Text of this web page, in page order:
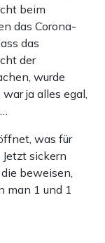
beim
das Corona-
das
der
wurde
ja alles egal,
was für
sickern
beweisen,
man 1 und 1